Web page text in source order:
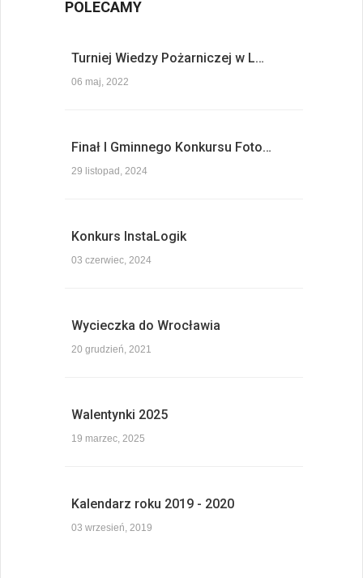
POLECAMY
Turniej Wiedzy Pożarniczej w L…
06 maj, 2022
Finał I Gminnego Konkursu Foto…
29 listopad, 2024
Konkurs InstaLogik
03 czerwiec, 2024
Wycieczka do Wrocławia
20 grudzień, 2021
Walentynki 2025
19 marzec, 2025
Kalendarz roku 2019 - 2020
03 wrzesień, 2019